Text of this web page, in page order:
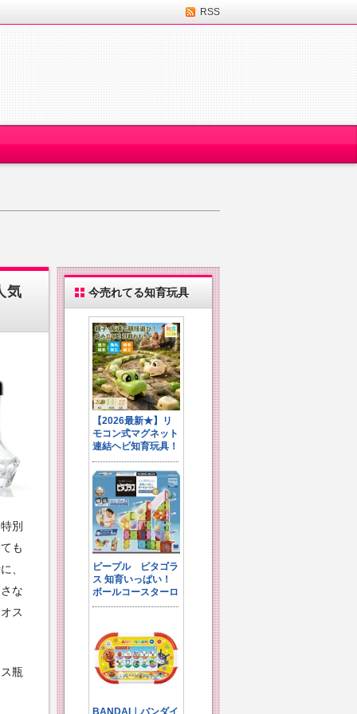
RSS
気
別
も
、
な
ス
瓶
今売れてる知育玩具